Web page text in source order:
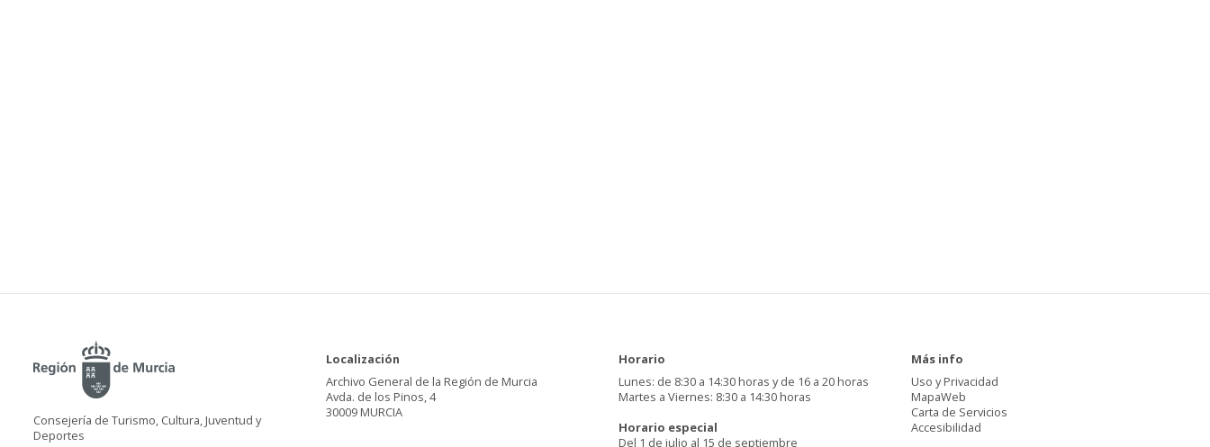
Consejería de Turismo, Cultura, Juventud y
Deportes
Localización
Archivo General de la Región de Murcia
Avda. de los Pinos, 4
30009 MURCIA
Horario
Lunes: de 8:30 a 14:30 horas y de 16 a 20 horas
Martes a Viernes: 8:30 a 14:30 horas
Horario especial
Del 1 de julio al 15 de septiembre
Más info
Uso y Privacidad
MapaWeb
Carta de Servicios
Accesibilidad